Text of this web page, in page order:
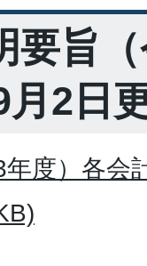
要旨
月2日
度）各会